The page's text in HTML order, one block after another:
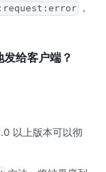
，
给客户端？
以上版本可以彻